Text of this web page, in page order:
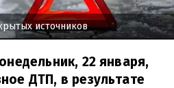
источников
22 января,
ДТП, в результате